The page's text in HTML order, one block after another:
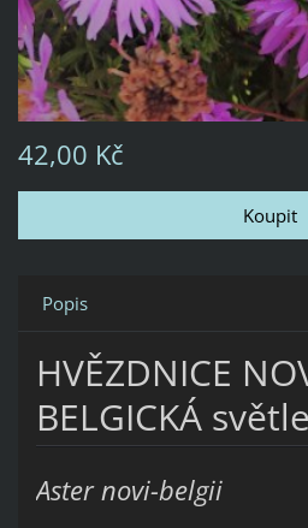
42,00 Kč
Popis
HVĚZDNICE
BELGICKÁ
Aster novi-belgii